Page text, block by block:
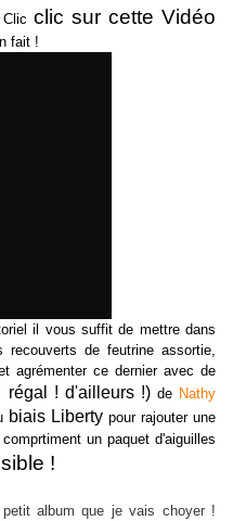
clic sur cette Vidéo
fait !
il vous suffit de mettre dans
de feutrine assortie,
agrémenter ce dernier avec de
régal ! d'ailleurs !)de Nathy
biais Liberty pour rajouter une
un paquet d'aiguilles
!
album que je vais choyer !